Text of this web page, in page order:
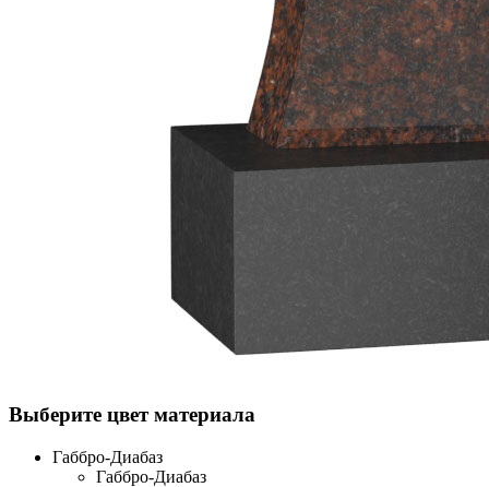
Выберите цвет материала
Габбро-Диабаз
Габбро-Диабаз